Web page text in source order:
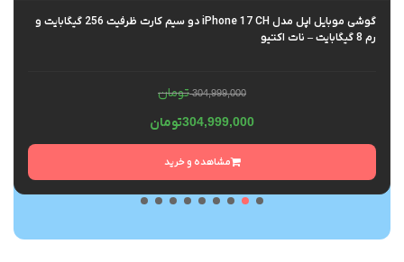
گوشی موبایل اپل مدل iPhone 17 CH دو سیم کارت ظرفیت 256 گیگابایت و
رم 8 گیگابایت – نات اکتیو
304,999,000 تومان
304,999,000تومان
مشاهده و خرید